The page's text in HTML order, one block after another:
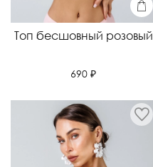
Топ бесшовный розовый
690 ₽